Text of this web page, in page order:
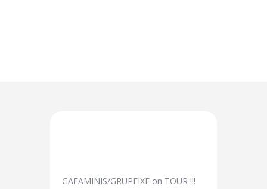
GAFAMINIS/GRUPEIXE on TOUR !!!